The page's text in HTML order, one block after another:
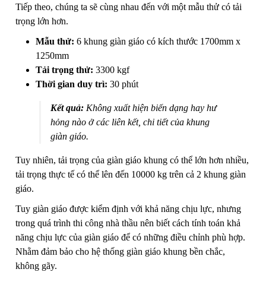
Tiếp theo, chúng ta sẽ cùng nhau đến với một mẫu thử có tải
trọng lớn hơn.
Mẫu thử: 6 khung giàn giáo có kích thước 1700mm x
1250mm
Tải trọng thử: 3300 kgf
Thời gian duy trì: 30 phút
Kết quả: Không xuất hiện biến dạng hay hư
hỏng nào ở các liên kết, chi tiết của khung
giàn giáo.
Tuy nhiên, tải trọng của giàn giáo khung có thể lớn hơn nhiều,
tải trọng thực tế có thể lên đến 10000 kg trên cả 2 khung giàn
giáo.
Tuy giàn giáo được kiểm định với khả năng chịu lực, nhưng
trong quá trình thi công nhà thầu nên biết cách tính toán khả
năng chịu lực của giàn giáo để có những điều chỉnh phù hợp.
Nhằm đảm bảo cho hệ thống giàn giáo khung bền chắc,
không gãy.